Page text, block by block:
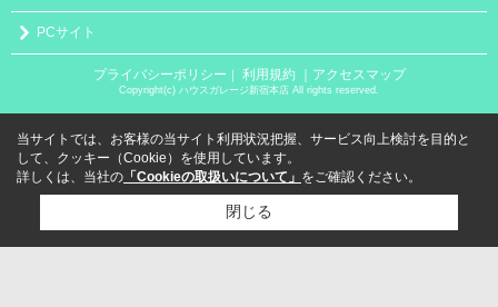
PCサイト
プライバシーポリシー 利用規約 ｜アクセスマップ
Copyright(c) ハウスガレージ新宿本店 All rights reserved.
当サイトでは、お客様の当サイト利用状況把握、サービス向上検討を目的と
して、クッキー（Cookie）を使用しています。
詳しくは、当社の 「Cookieの取扱いについて」 をご確認ください。
閉じる